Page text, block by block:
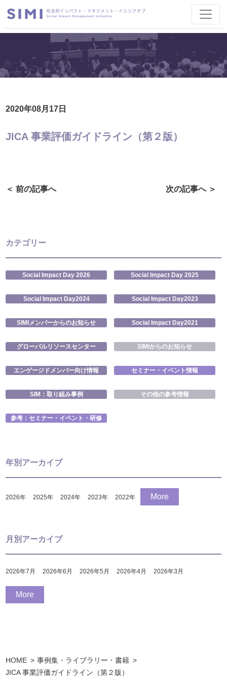
2020年08月17日
JICA 事業評価ガイドライン（第２版）
＜ 前の記事へ 次の記事へ ＞
カテゴリー
Social Impact Day 2026 Social Impact Day 2025
Social Impact Day2024 Social Impact Day2023
SIMIメンバーからのお知らせ Social Impact Day2021
グローバルリソースセンター SIMIからのお知らせ
エンゲージドメンバー向け情報 セミナー・イベント情報
SIM：取り組み事例 その他の参考情報
参考：セミナー・イベント・研修
年別アーカイブ
2026年 2025年 2024年 2023年 2022年 More
月別アーカイブ
2026年7月 2026年6月 2026年5月 2026年4月 2026年3月
More
HOME
事例集・ライブラリー・書籍
JICA 事業評価ガイドライン（第２版）